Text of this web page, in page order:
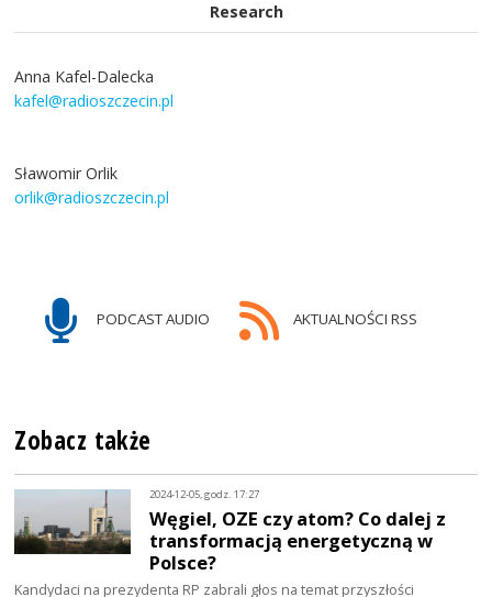
Research
Anna Kafel-Dalecka
kafel@radioszczecin.pl
Sławomir Orlik
orlik@radioszczecin.pl
PODCAST AUDIO AKTUALNOŚCI RSS
Zobacz także
2024-12-05, godz. 17:27
Węgiel, OZE czy atom? Co dalej z
transformacją energetyczną w
Polsce?
Kandydaci na prezydenta RP zabrali głos na temat przyszłości